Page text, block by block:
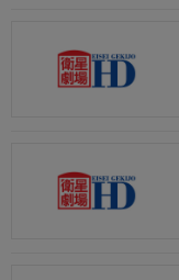
国を背負う女将軍が
う。そこにいたのは
さらにビー・ウェン
今をときめく若手イ
番組内容